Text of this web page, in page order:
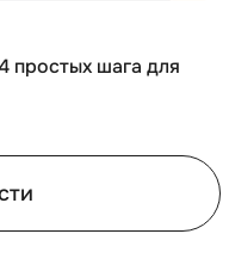
простых шага для